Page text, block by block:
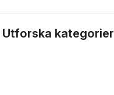
Utforska kategorier